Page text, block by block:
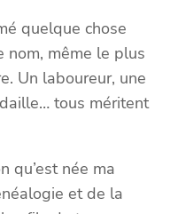
quelque chose
nom, même le plus
Un laboureur, une
tous méritent
qu’est née ma
et de la